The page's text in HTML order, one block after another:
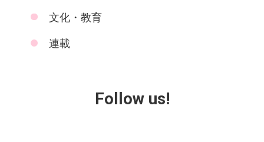
文化・教育
連載
Follow us!